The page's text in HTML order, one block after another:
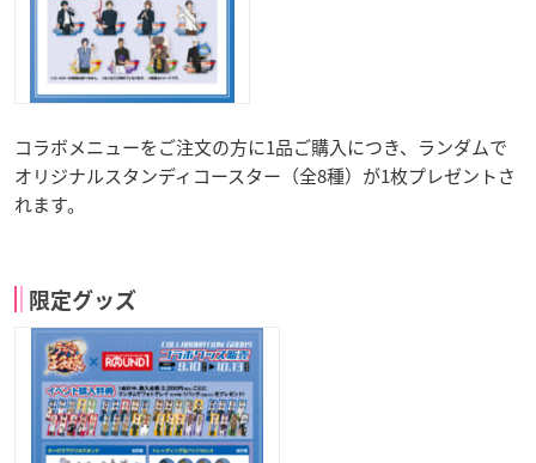
コラボメニューをご注文の方に1品ご購入につき、ランダムで
オリジナルスタンディコースター（全8種）が1枚プレゼントさ
れます。
限定グッズ